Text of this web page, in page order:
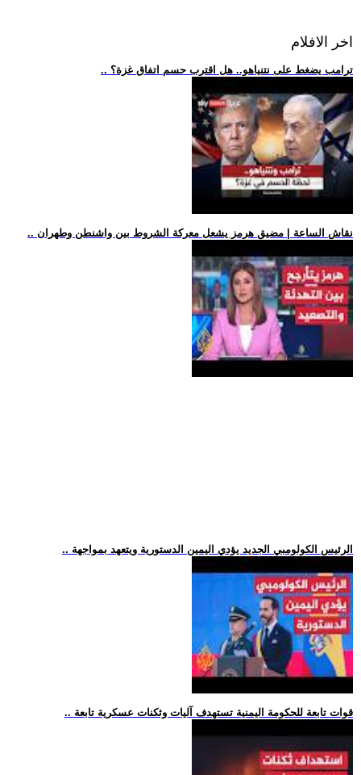
اخر الافلام
.. ترامب يضغط على نتنياهو.. هل اقترب حسم اتفاق غزة؟
.. نقاش الساعة | مضيق هرمز يشعل معركة الشروط بين واشنطن وطهران
.. الرئيس الكولومبي الجديد يؤدي اليمين الدستورية ويتعهد بمواجهة
.. قوات تابعة للحكومة اليمنية تستهدف آليات وثكنات عسكرية تابعة